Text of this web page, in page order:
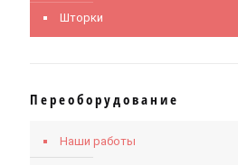
Шторки
Переоборудование
Наши работы